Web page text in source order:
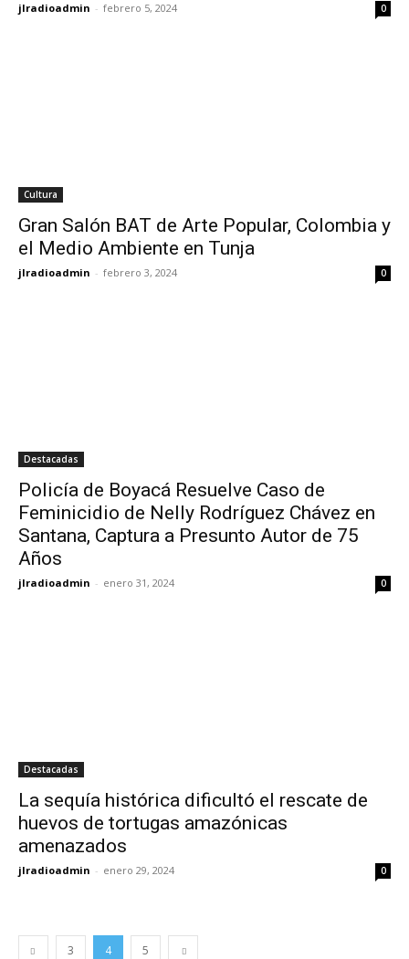
jlradioadmin - febrero 5, 2024 0
Cultura
Gran Salón BAT de Arte Popular, Colombia y
el Medio Ambiente en Tunja
jlradioadmin - febrero 3, 2024 0
Destacadas
Policía de Boyacá Resuelve Caso de
Feminicidio de Nelly Rodríguez Chávez en
Santana, Captura a Presunto Autor de 75
Años
jlradioadmin - enero 31, 2024 0
Destacadas
La sequía histórica dificultó el rescate de
huevos de tortugas amazónicas
amenazados
jlradioadmin - enero 29, 2024 0
3 4 5